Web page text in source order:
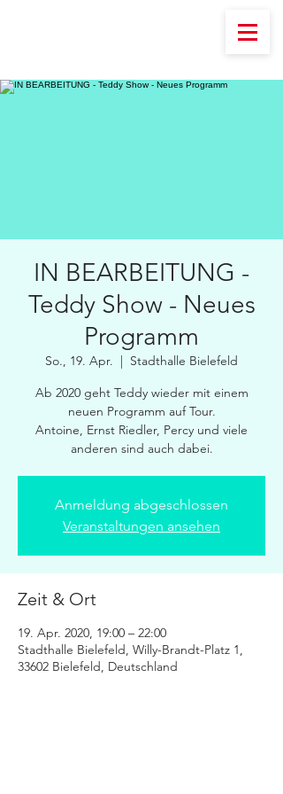
IN BEARBEITUNG -
Teddy Show - Neues
Programm
So., 19. Apr.
  |
Stadthalle Bielefeld
Ab 2020 geht Teddy wieder mit einem
neuen Programm auf Tour.
Antoine, Ernst Riedler, Percy und viele
anderen sind auch dabei.
Anmeldung abgeschlossen
Veranstaltungen ansehen
Zeit & Ort
19. Apr. 2020, 19:00 – 22:00
Stadthalle Bielefeld, Willy-Brandt-Platz 1,
33602 Bielefeld, Deutschland